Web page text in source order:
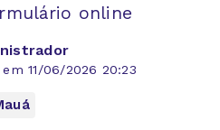
online
11/06/2026 20:23